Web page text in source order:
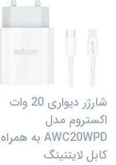
شارژر دیواری 20 وات
اکستروم مدل
AWC20WPD به همراه
کابل لایتنینگ